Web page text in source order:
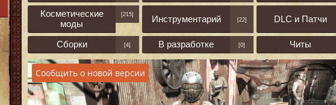
Косметические
моды
[215] Инструментарий [22] DLC и Патчи
Сборки [4] В разработке [0] Читы
Сообщить о новой версии